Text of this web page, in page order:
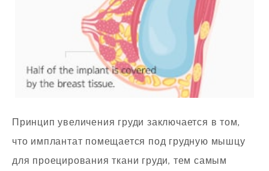
Принцип увеличения груди заключается в том,
что имплантат помещается под грудную мышцу
для проецирования ткани груди, тем самым